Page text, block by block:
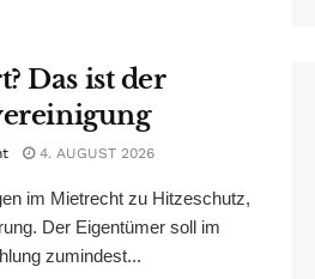
Das ist der
4. AUGUST 2026
im Mietrecht zu Hitzeschutz,
Der Eigentümer soll im
zumindest...